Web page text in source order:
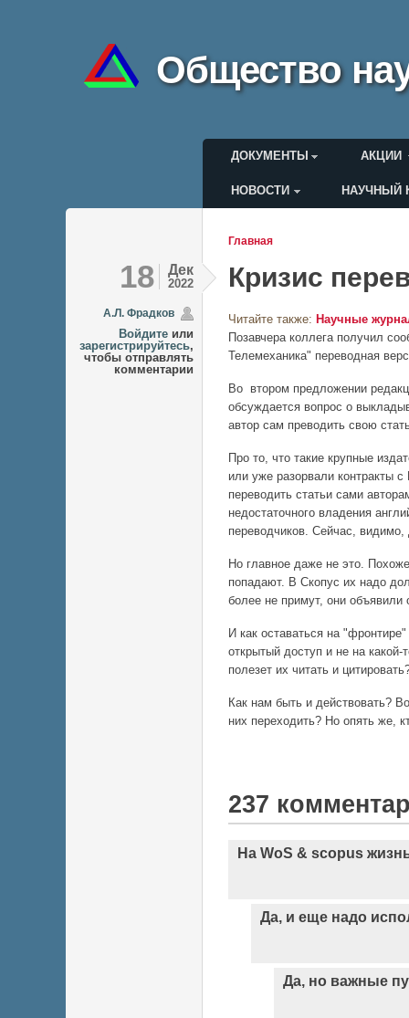
Общество
Главное меню
ДОКУМЕНТЫ АКЦИИ
Меню
НОВОСТИ НАУЧНЫЙ
Вы здесь
Главная
18 Дек
2022
А.Л. Фрадков
Войдите или
зарегистрируйтесь,
чтобы отправлять
комментарии
Кризис
Читайте также: Научные
Позавчера коллега получил
Телемеханика" переводная
Во втором предложении
обсуждается вопрос о
автор сам преводить свою
Про то, что такие крупные
или уже разорвали контракты
переводить статьи сами
недостаточного владения
переводчиков. Сейчас, видимо,
Но главное даже не это.
попадают. В Скопус их надо
более не примут, они
И как оставаться на
открытый доступ и не на
полезет их читать и
Как нам быть и действовать?
них переходить? Но опять же,
237
На WoS & scopus
Да, и еще надо
Да, но важные